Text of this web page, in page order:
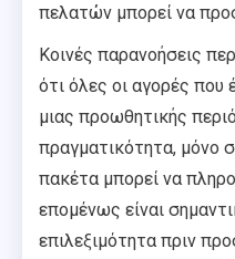
πελατών μπορεί να
Κοινές παρανοήσεις
ότι όλες οι αγορές που
μιας προωθητικής
πραγματικότητα, μόνο
πακέτα μπορεί να
επομένως είναι
επιλεξιμότητα πριν